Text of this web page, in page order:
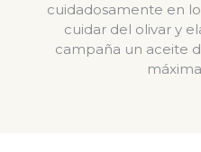
cuidadosamente en
cuidar del olivar y
campaña un aceite